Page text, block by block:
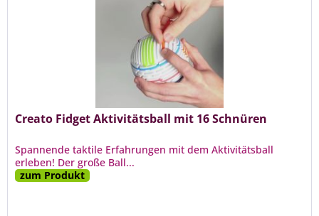
Creato Fidget Aktivitätsball mit 16 Schnüren
Spannende taktile Erfahrungen mit dem Aktivitätsball
erleben! Der große Ball...
zum Produkt